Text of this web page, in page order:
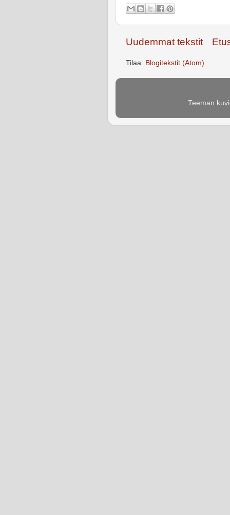
Uudemmat tekstit
Tilaa: Blogitekstit (Atom)
Teeman